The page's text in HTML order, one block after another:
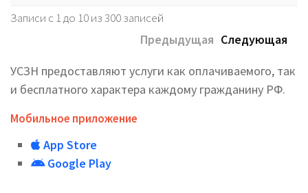
Записи с 1 до 10 из 300 записей
Предыдущая Следующая
УСЗН предоставляют услуги как оплачиваемого, так
и бесплатного характера каждому гражданину РФ.
Мобильное приложение
App Store
Google Play